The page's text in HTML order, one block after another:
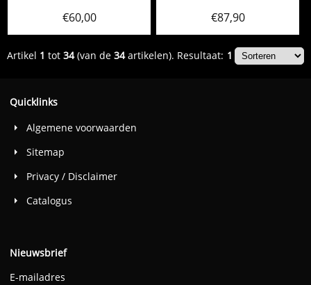
€60,00 €87,90
Artikel 1 tot 34(van de 34artikelen). Resultaat: 1
Quicklinks
Algemene voorwaarden
Sitemap
Privacy / Disclaimer
Catalogus
Nieuwsbrief
E-mailadres